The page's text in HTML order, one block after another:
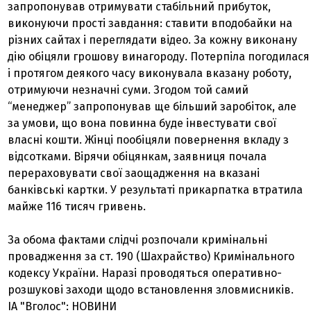
запропонував отримувати стабільний прибуток,
виконуючи прості завдання: ставити вподобайки на
різних сайтах і переглядати відео. За кожну виконану
дію обіцяли грошову винагороду. Потерпіла погодилася
і протягом деякого часу виконувала вказану роботу,
отримуючи незначні суми. Згодом той самий
“менеджер” запропонував ще більший заробіток, але
за умови, що вона повинна буде інвестувати свої
власні кошти. Жінці пообіцяли повернення вкладу з
відсотками. Вірячи обіцянкам, заявниця почала
перераховувати свої заощадження на вказані
банківські картки. У результаті прикарпатка втратила
майже 116 тисяч гривень.
За обома фактами слідчі розпочали кримінальні
провадження за ст. 190 (Шахрайство) Кримінального
кодексу України. Наразі проводяться оперативно-
розшукові заходи щодо встановлення зловмисників.
ІА "Вголос": НОВИНИ